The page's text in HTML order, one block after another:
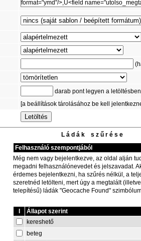
darab pont legyen a letöltésben
[a beállítások tárolásához be kell
L á d á k s z ű r é s e
Felhasználó szempontjából
Még nem vagy bejelentkezve, az oldal alján
megadni felhasználónevedet és jelszavadat.
érdemes bejelentkezni, ha szűrés nélkül, a
szeretnéd letölteni, mert úgy a megtalált
telepítésű) ládák "Geocache Found"
Állapot szerint
kereshető
beteg